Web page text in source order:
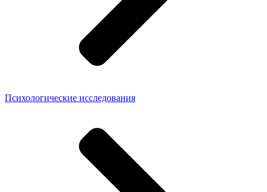
Психологические исследования